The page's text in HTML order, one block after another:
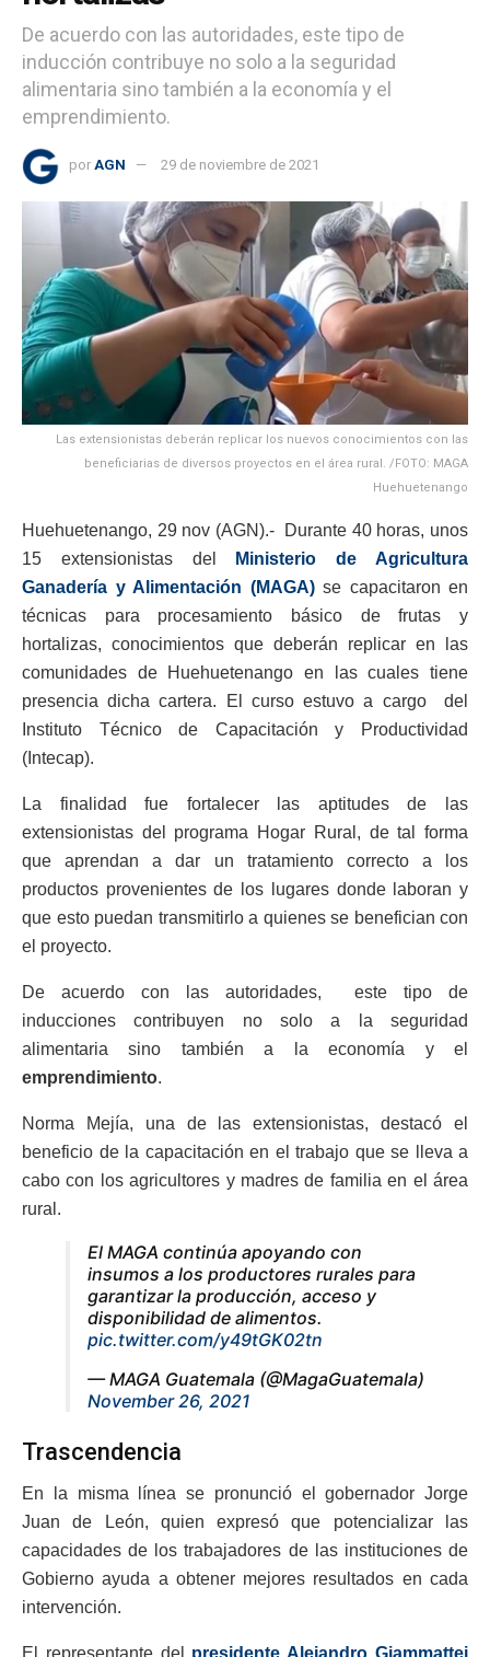
De acuerdo con las autoridades, este tipo de
inducción contribuye no solo a la seguridad
alimentaria sino también a la economía y el
emprendimiento.
por AGN 29 de noviembre de 2021
Las extensionistas deberán replicar los nuevos conocimientos con las
beneficiarias de diversos proyectos en el área rural. /FOTO: MAGA
Huehuetenango
Huehuetenango, 29 nov (AGN).- Durante 40 horas, unos
15 extensionistas del
Ministerio de Agricultura
Ganadería y Alimentación (MAGA)se capacitaron en
técnicas para procesamiento básico de frutas y
hortalizas, conocimientos que deberán replicar en las
comunidades de Huehuetenango en las cuales tiene
presencia dicha cartera. El curso estuvo a cargo del
Instituto Técnico de Capacitación y Productividad
(Intecap).
La finalidad fue fortalecer las aptitudes de las
extensionistas del programa Hogar Rural, de tal forma
que aprendan a dar un tratamiento correcto a los
productos provenientes de los lugares donde laboran y
que esto puedan transmitirlo a quienes se benefician con
el proyecto.
De acuerdo con las autoridades, este tipo de
inducciones contribuyen no solo a la seguridad
alimentaria sino también a la economía y el
emprendimiento.
Norma Mejía, una de las extensionistas, destacó el
beneficio de la capacitación en el trabajo que se lleva a
cabo con los agricultores y madres de familia en el área
rural.
El MAGA continúa apoyando con
insumos a los productores rurales para
garantizar la producción, acceso y
disponibilidad de alimentos.
pic.twitter.com/y49tGK02tn
— MAGA Guatemala (@MagaGuatemala)
November 26, 2021
Trascendencia
En la misma línea se pronunció el gobernador Jorge
Juan de León, quien expresó que potencializar las
capacidades de los trabajadores de las instituciones de
Gobierno ayuda a obtener mejores resultados en cada
intervención.